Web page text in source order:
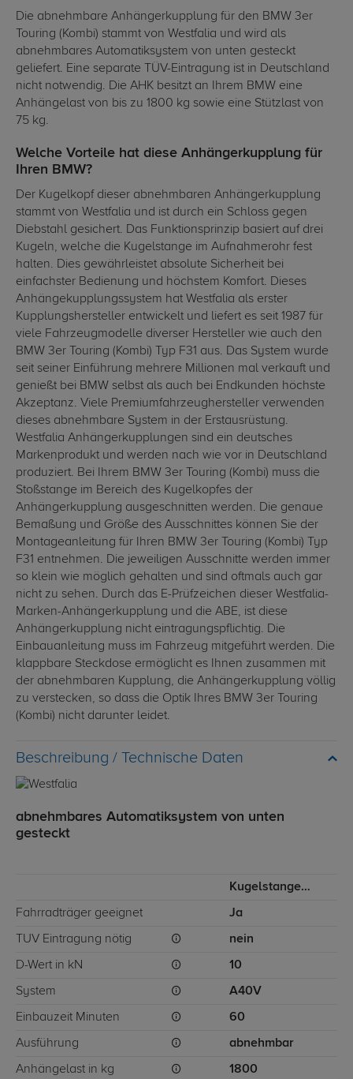
Die abnehmbare Anhängerkupplung für den BMW 3er
Touring (Kombi) stammt von Westfalia und wird als
abnehmbares Automatiksystem von unten gesteckt
geliefert. Eine separate TÜV-Eintragung ist in Deutschland
nicht notwendig. Die AHK besitzt an Ihrem BMW eine
Anhängelast von bis zu 1800 kg sowie eine Stützlast von
75 kg.
Welche Vorteile hat diese Anhängerkupplung für
Ihren BMW?
Der Kugelkopf dieser abnehmbaren Anhängerkupplung
stammt von Westfalia und ist durch ein Schloss gegen
Diebstahl gesichert. Das Funktionsprinzip basiert auf drei
Kugeln, welche die Kugelstange im Aufnahmerohr fest
halten. Dies gewährleistet absolute Sicherheit bei
einfachster Bedienung und höchstem Komfort. Dieses
Anhängekupplungssystem hat Westfalia als erster
Kupplungshersteller entwickelt und liefert es seit 1987 für
viele Fahrzeugmodelle diverser Hersteller wie auch den
BMW 3er Touring (Kombi) Typ F31 aus. Das System wurde
seit seiner Einführung mehrere Millionen mal verkauft und
genießt bei BMW selbst als auch bei Endkunden höchste
Akzeptanz. Viele Premiumfahrzeughersteller verwenden
dieses abnehmbare System in der Erstausrüstung.
Westfalia Anhängerkupplungen sind ein deutsches
Markenprodukt und werden nach wie vor in Deutschland
produziert. Bei Ihrem BMW 3er Touring (Kombi) muss die
Stoßstange im Bereich des Kugelkopfes der
Anhängerkupplung ausgeschnitten werden. Die genaue
Bemaßung und Größe des Ausschnittes können Sie der
Montageanleitung für Ihren BMW 3er Touring (Kombi) Typ
F31 entnehmen. Die jeweiligen Ausschnitte werden immer
so klein wie möglich gehalten und sind oftmals auch gar
nicht zu sehen. Durch das E-Prüfzeichen dieser Westfalia-
Marken-Anhängerkupplung und die ABE, ist diese
Anhängerkupplung nicht eintragungspflichtig. Die
Einbauanleitung muss im Fahrzeug mitgeführt werden. Die
klappbare Steckdose ermöglicht es Ihnen zusammen mit
der abnehmbaren Kupplung, die Anhängerkupplung völlig
zu verstecken, so dass die Optik Ihres BMW 3er Touring
(Kombi) nicht darunter leidet.
Technische Daten
abnehmbares Automatiksystem von unten
gesteckt
Kugelstange von unten gesteckt
Fahrradträger geeignet Ja
TÜV Eintragung nötig nein
D-Wert in kN 10
System A40V
Einbauzeit Minuten 60
Ausführung abnehmbar
Anhängelast in kg 1800